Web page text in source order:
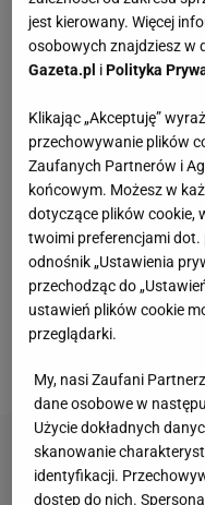
w całych
najlepszych drużyn
naszej drużyny są
końcowego
- Jeszcze tydzień
jest obecnie
nam Kamil
Marko Ivovicia
ma Polska – dodaje
jest kierowany. Więcej
osobowych znajdziesz w
Gazeta.pl iPolityka
Klikając „Akceptuję”
przechowywanie plików
Zaufanych Partnerów i
końcowym. Możesz w
dotyczące plików cookie,
twoimi preferencjami
odnośnik „Ustawienia
przechodząc do
ustawień plików cookie
przeglądarki.
My, nasi Zaufani
dane osobowe w
Użycie dokładnych
skanowanie
identyfikacji.
dostęp do nich.